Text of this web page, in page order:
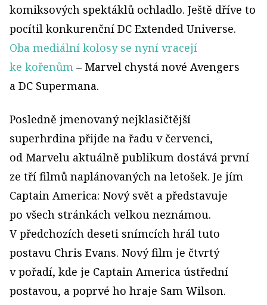
komiksových spektáklů ochladlo. Ještě dříve to
pocítil konkurenční DC Extended Universe.
Oba mediální kolosy se nyní vracejí
ke kořenům – Marvel chystá nové Avengers
a DC Supermana.
Posledně jmenovaný nejklasičtější
superhrdina přijde na řadu v červenci,
od Marvelu aktuálně publikum dostává první
ze tří filmů naplánovaných na letošek. Je jím
Captain America: Nový svět a představuje
po všech stránkách velkou neznámou.
V předchozích deseti snímcích hrál tuto
postavu Chris Evans. Nový film je čtvrtý
v pořadí, kde je Captain America ústřední
postavou, a poprvé ho hraje Sam Wilson.